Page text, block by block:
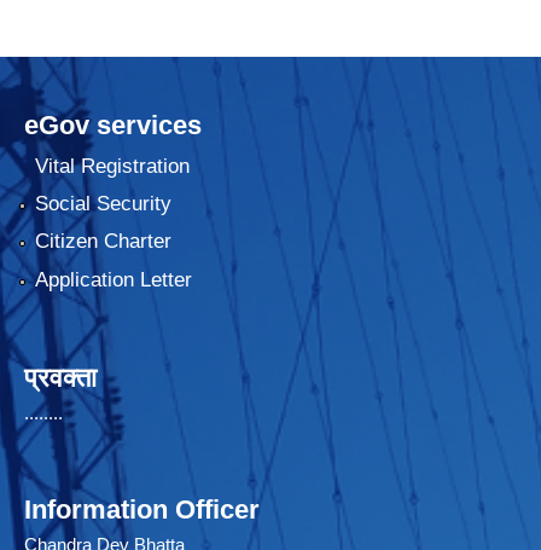
eGov services
Vital Registration
Social Security
Citizen Charter
Application Letter
प्रवक्ता
........
Information Officer
Chandra Dev Bhatta